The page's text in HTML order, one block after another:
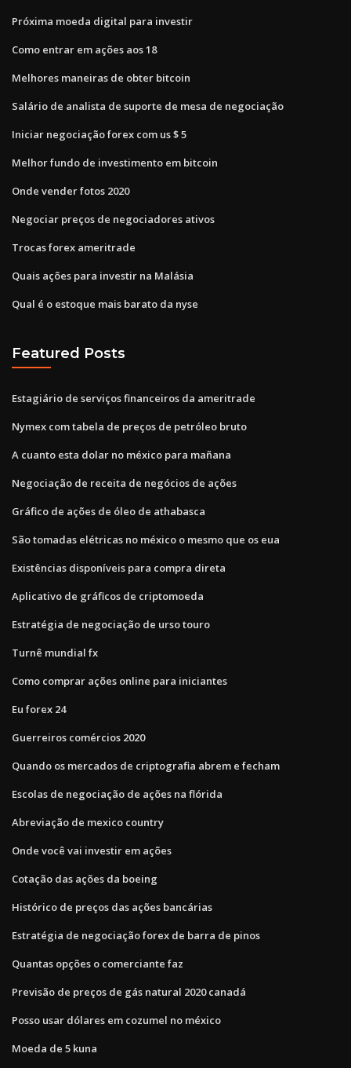
Próxima moeda digital para investir
Como entrar em ações aos 18
Melhores maneiras de obter bitcoin
Salário de analista de suporte de mesa de negociação
Iniciar negociação forex com us $ 5
Melhor fundo de investimento em bitcoin
Onde vender fotos 2020
Negociar preços de negociadores ativos
Trocas forex ameritrade
Quais ações para investir na Malásia
Qual é o estoque mais barato da nyse
Featured Posts
Estagiário de serviços financeiros da ameritrade
Nymex com tabela de preços de petróleo bruto
A cuanto esta dolar no méxico para mañana
Negociação de receita de negócios de ações
Gráfico de ações de óleo de athabasca
São tomadas elétricas no méxico o mesmo que os eua
Existências disponíveis para compra direta
Aplicativo de gráficos de criptomoeda
Estratégia de negociação de urso touro
Turnê mundial fx
Como comprar ações online para iniciantes
Eu forex 24
Guerreiros comércios 2020
Quando os mercados de criptografia abrem e fecham
Escolas de negociação de ações na flórida
Abreviação de mexico country
Onde você vai investir em ações
Cotação das ações da boeing
Histórico de preços das ações bancárias
Estratégia de negociação forex de barra de pinos
Quantas opções o comerciante faz
Previsão de preços de gás natural 2020 canadá
Posso usar dólares em cozumel no méxico
Moeda de 5 kuna